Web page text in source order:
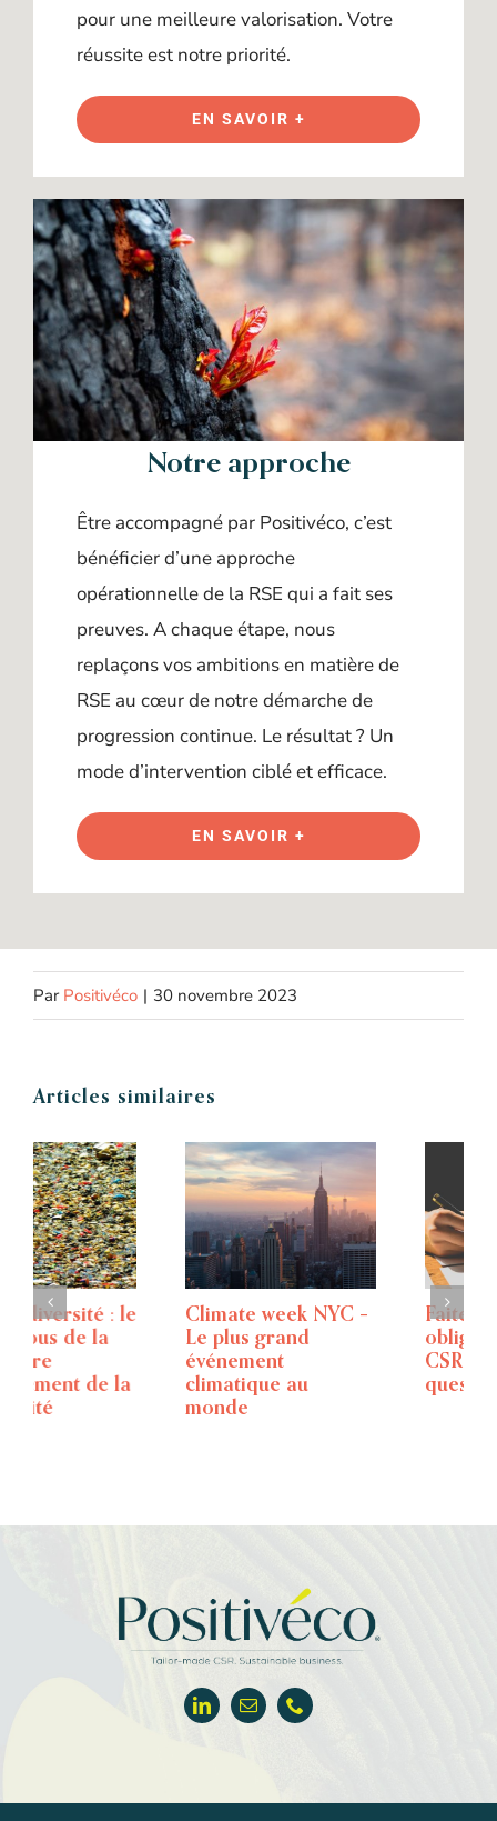
pour une meilleure valorisation. Votre
réussite est notre priorité.
EN SAVOIR +
Notre approche
Être accompagné par Positivéco, c’est
bénéficier d’une approche
opérationnelle de la RSE qui a fait ses
preuves. A chaque étape, nous
replaçons vos ambitions en matière de
RSE au cœur de notre démarche de
progression continue. Le résultat ? Un
mode d’intervention ciblé et efficace.
EN SAVOIR +
Par Positivéco | 30 novembre 2023
Articles similaires
Climate week NYC –
Le plus grand
événement
climatique au
monde
Faites le tour des
obligations de la
CSRD en 6
questions